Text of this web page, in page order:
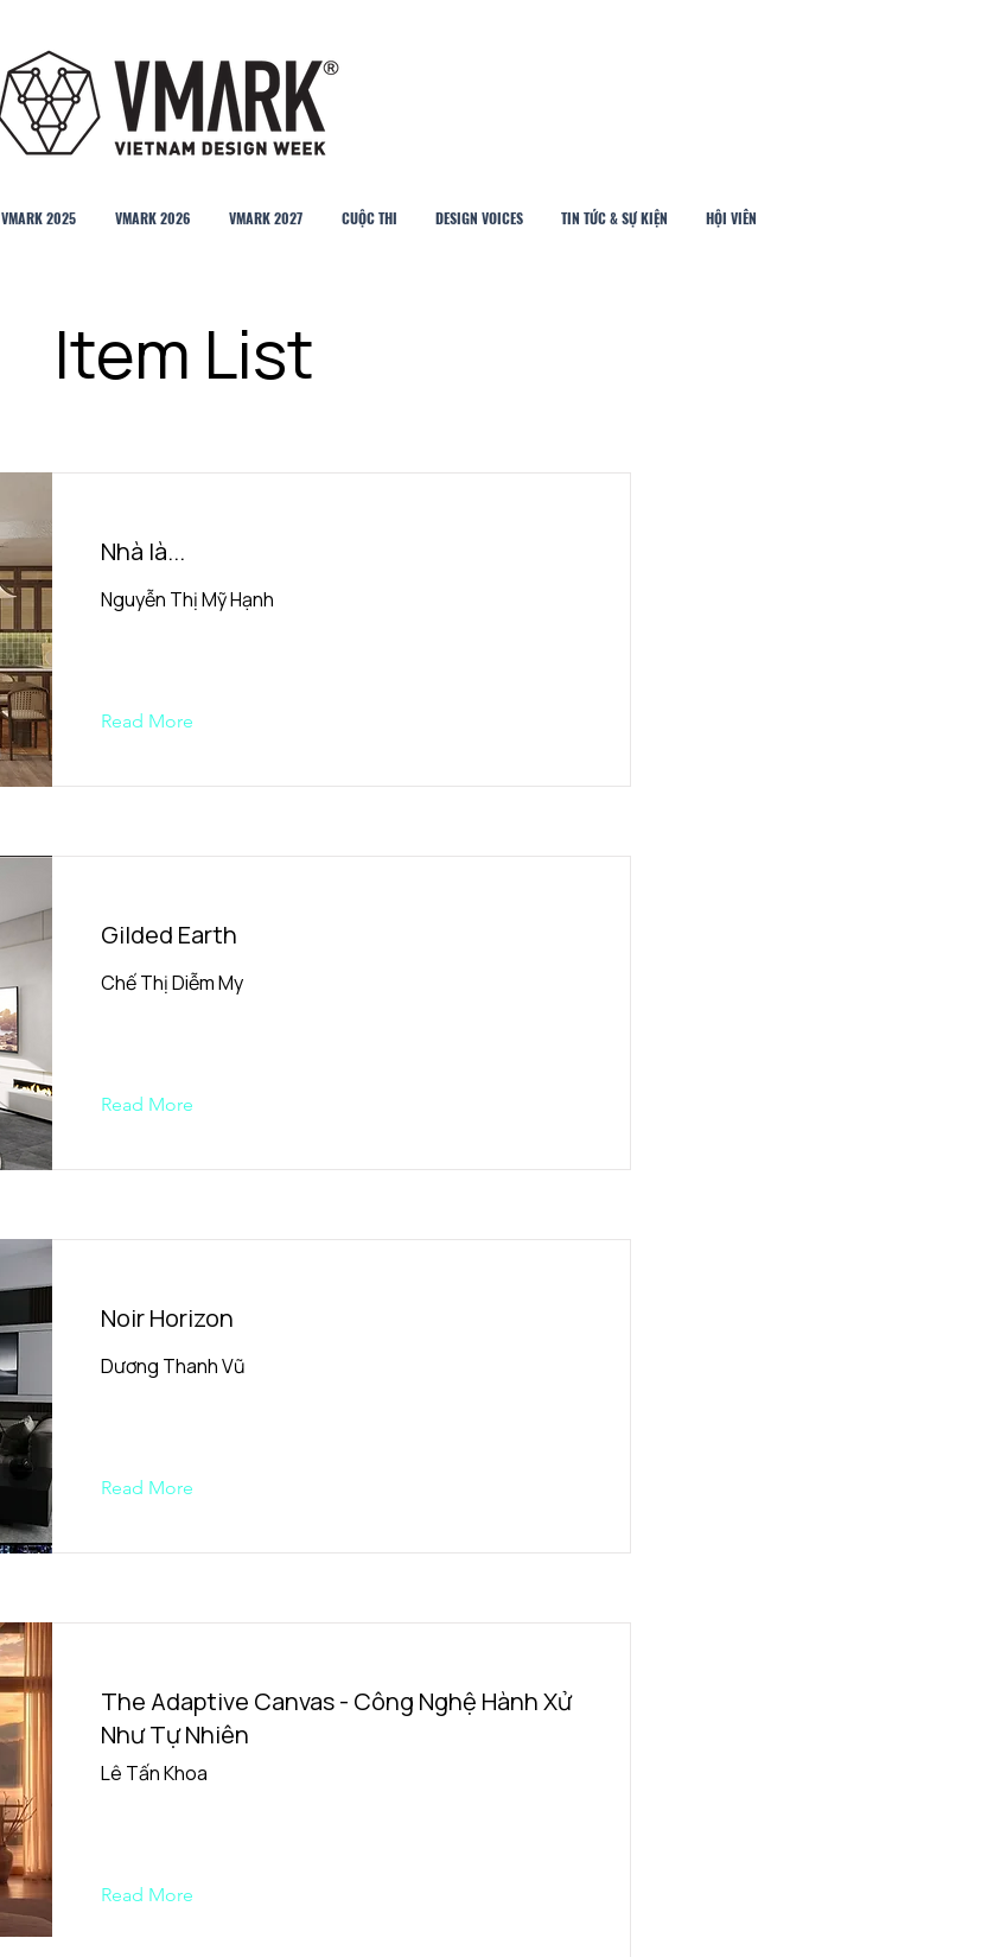
VMARK 2025 VMARK 2026 VMARK 2027 CUỘC THI DESIGN VOICES TIN TỨC & SỰ KIỆN HỘI VIÊN
Item List
Nhà là...
Nguyễn Thị Mỹ Hạnh
Read More
Gilded Earth
Chế Thị Diễm My
Read More
Noir Horizon
Dương Thanh Vũ
Read More
The Adaptive Canvas - Công Nghệ Hành Xử
Như Tự Nhiên
Lê Tấn Khoa
Read More